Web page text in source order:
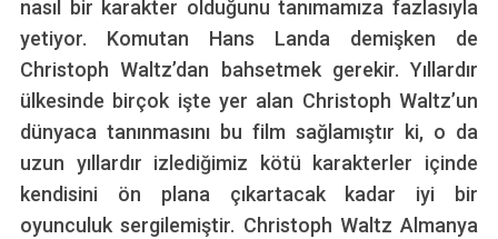
nasıl bir karakter olduğunu tanımamıza fazlasıyla
yetiyor. Komutan Hans Landa demişken de
Christoph Waltz’dan bahsetmek gerekir. Yıllardır
ülkesinde birçok işte yer alan Christoph Waltz’un
dünyaca tanınmasını bu film sağlamıştır ki, o da
uzun yıllardır izlediğimiz kötü karakterler içinde
kendisini ön plana çıkartacak kadar iyi bir
oyunculuk sergilemiştir. Christoph Waltz Almanya